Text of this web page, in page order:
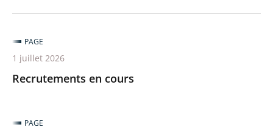
après
avant
Recrutements en cours
PAGE
1 juillet 2026
PAGE